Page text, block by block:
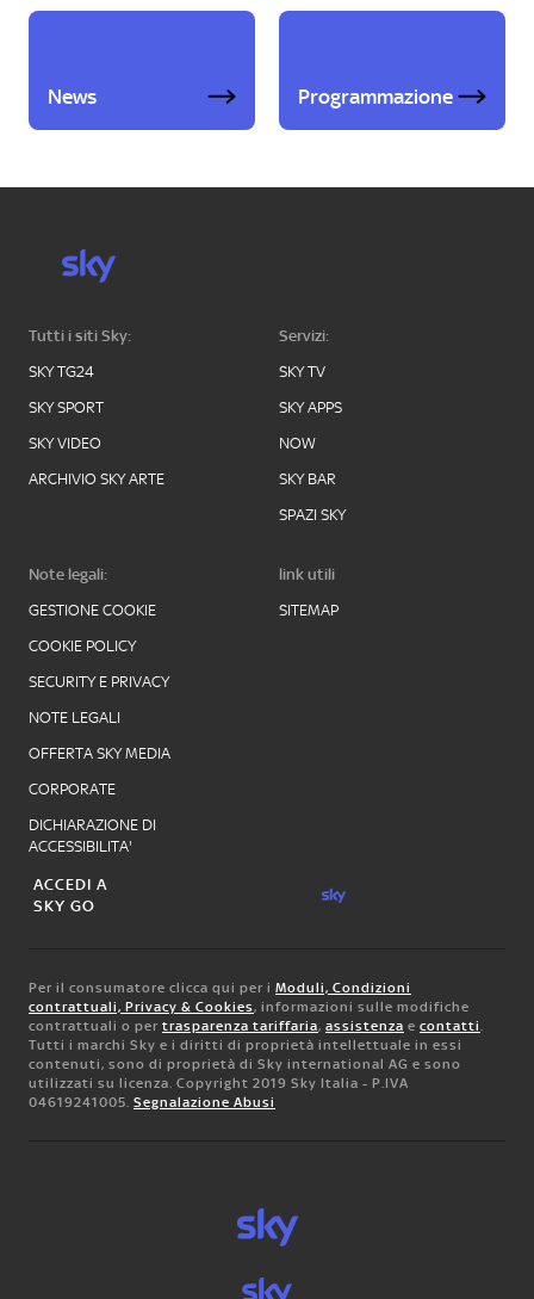
News Programmazione
Tutti i siti Sky:
SKY TG24
SKY SPORT
SKY VIDEO
ARCHIVIO SKY ARTE
Servizi:
SKY TV
SKY APPS
NOW
SKY BAR
SPAZI SKY
Note legali:
GESTIONE COOKIE
COOKIE POLICY
SECURITY E PRIVACY
NOTE LEGALI
OFFERTA SKY MEDIA
CORPORATE
DICHIARAZIONE DI
ACCESSIBILITA'
link utili
SITEMAP
ACCEDI A
SKY GO
Per il consumatore clicca qui per i Moduli, Condizioni
contrattuali, Privacy & Cookies, informazioni sulle modifiche
contrattuali o per trasparenza tariffaria, assistenza e contatti.
Tutti i marchi Sky e i diritti di proprietà intellettuale in essi
contenuti, sono di proprietà di Sky international AG e sono
utilizzati su licenza. Copyright 2019 Sky Italia - P.IVA
04619241005. Segnalazione Abusi